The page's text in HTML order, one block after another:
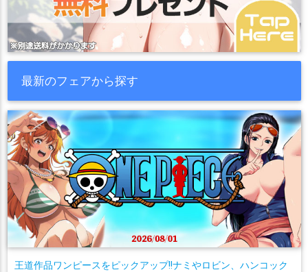
最新のフェアから探す
王道作品ワンピースをピックアップ!!ナミやロビン、ハンコック